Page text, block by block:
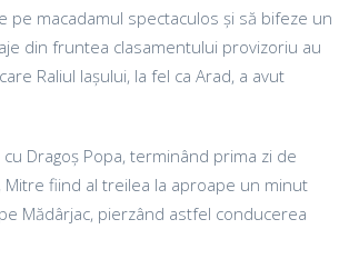
macadamul spectaculos și să bifeze un
din fruntea clasamentului provizoriu au
Raliul Iașului, la fel ca Arad, a avut
Dragoș Popa, terminând prima zi de
fiind al treilea la aproape un minut
Mădârjac, pierzând astfel conducerea